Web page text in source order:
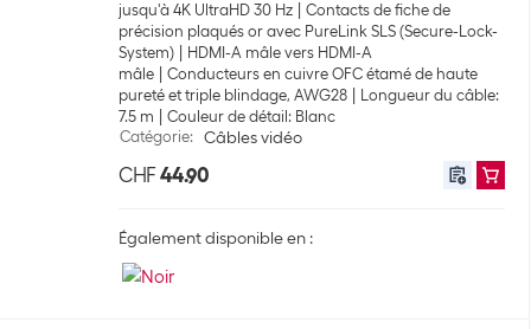
jusqu'à 4K UltraHD 30 Hz
Contacts de fiche de
précision plaqués or avec PureLink SLS (Secure-Lock-
System)
HDMI-A mâle vers HDMI-A
mâle
Conducteurs en cuivre OFC étamé de haute
pureté et triple blindage, AWG28
Longueur du câble:
7.5 m
Couleur de détail: Blanc
Catégorie: Câbles vidéo
CHF 44.90
Également disponible en :